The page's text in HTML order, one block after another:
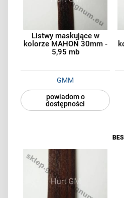
Listwy maskujące w
kolorze MAHOŃ 30mm -
5,95 mb
GMM
powiadom o
dostępności